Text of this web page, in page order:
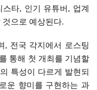
스타, 인기 유튜버 , 업계
것으로 예상된다.
, 전국 각지에서 로스팅
통해 첫 개최를 기념할
특성이 다르게 발현되
운 향미를 구현하는 과